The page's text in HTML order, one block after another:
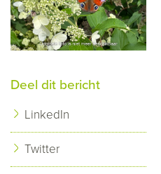
Deel dit bericht
LinkedIn
Twitter